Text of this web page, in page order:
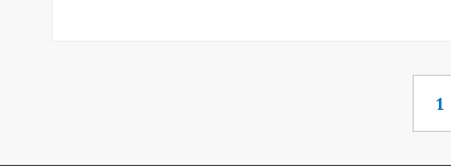
1